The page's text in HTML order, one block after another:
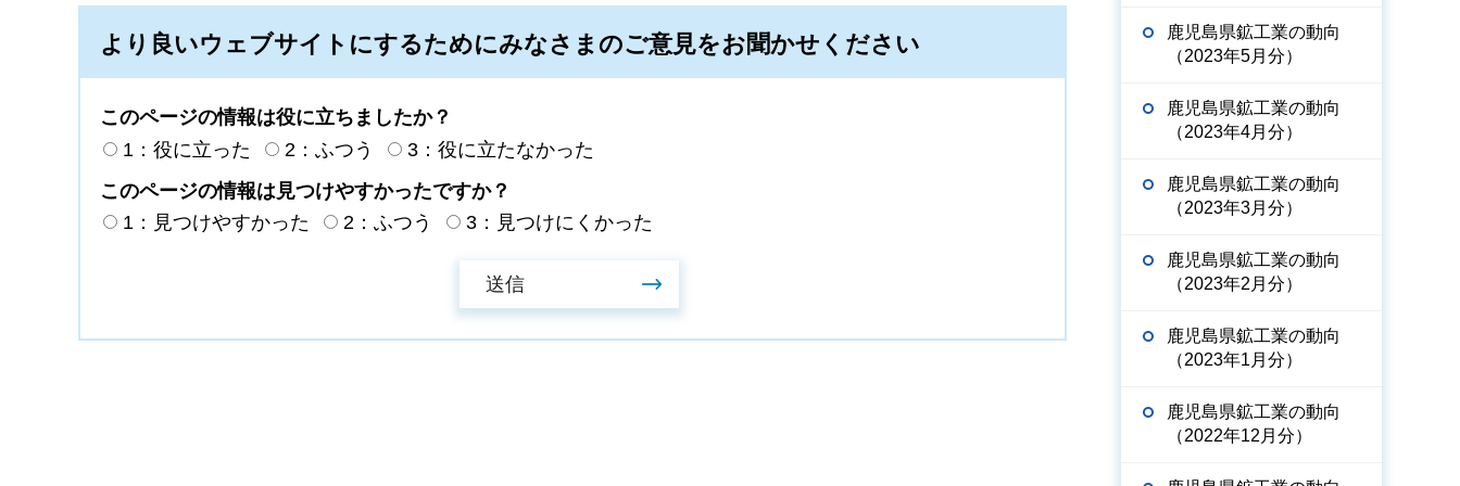
より良いウェブサイトにするためにみなさまのご意見をお聞かせください
このページの情報は役に立ちましたか？
1：役に立った
2：ふつう
3：役に立たなかった
このページの情報は見つけやすかったですか？
1：見つけやすかった
2：ふつう 3：見つけにくかった
鹿児島県鉱工業の動向
（2023年5月分）
鹿児島県鉱工業の動向
（2023年4月分）
鹿児島県鉱工業の動向
（2023年3月分）
鹿児島県鉱工業の動向
（2023年2月分）
鹿児島県鉱工業の動向
（2023年1月分）
鹿児島県鉱工業の動向
（2022年12月分）